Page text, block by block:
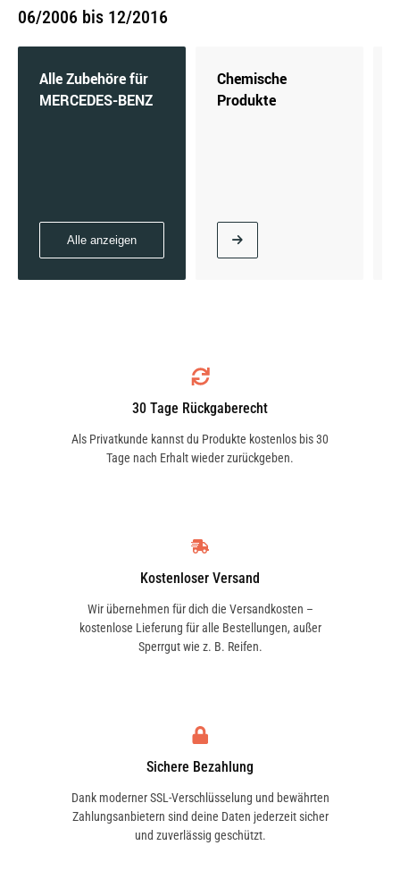
06/2006 bis 12/2016
Alle Zubehöre für
MERCEDES-BENZ
Alle anzeigen
Chemische
Produkte
30 Tage Rückgaberecht
Als Privatkunde kannst du Produkte kostenlos bis 30
Tage nach Erhalt wieder zurückgeben.
Kostenloser Versand
Wir übernehmen für dich die Versandkosten –
kostenlose Lieferung für alle Bestellungen, außer
Sperrgut wie z. B. Reifen.
Sichere Bezahlung
Dank moderner SSL-Verschlüsselung und bewährten
Zahlungsanbietern sind deine Daten jederzeit sicher
und zuverlässig geschützt.